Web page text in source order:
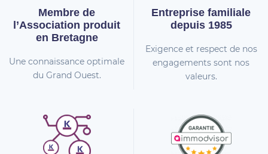
Membre de
l’Association produit
en Bretagne
Une connaissance optimale
du Grand Ouest.
Entreprise familiale
depuis 1985
Exigence et respect de nos
engagements sont nos
valeurs.